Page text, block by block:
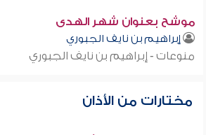
موشح بعنوان شهر الهدى
إبراهيم بن نايف الجبوري
منوعات - إبراهيم بن نايف الجبوري
مختارات من الأذان